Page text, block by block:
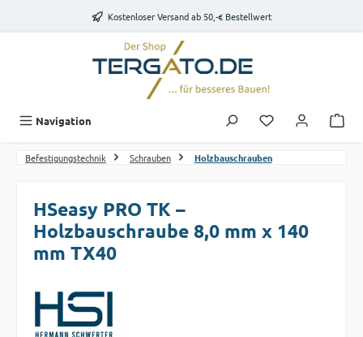
Zum Hauptinhalt springenKostenloser Versand ab 50,-€ Bestellwert
Navigation Du hast 0
Befestigungstechnik Schrauben Holzbauschrauben
HSeasy PRO TK –
Holzbauschraube 8,0 mm x 140
mm TX40